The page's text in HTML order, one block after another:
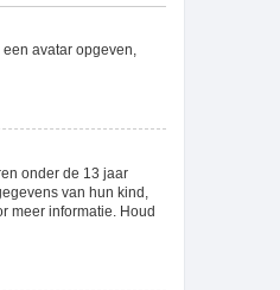
avatar opgeven,
onder de 13 jaar
van hun kind,
meer informatie. Houd